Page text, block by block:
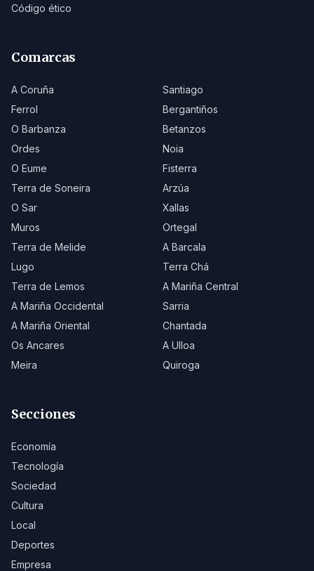
Código ético
Comarcas
A Coruña
Santiago
Ferrol
Bergantiños
O Barbanza
Betanzos
Ordes
Noia
O Eume
Fisterra
Terra de Soneira
Arzúa
O Sar
Xallas
Muros
Ortegal
Terra de Melide
A Barcala
Lugo
Terra Chá
Terra de Lemos
A Mariña Central
A Mariña Occidental
Sarria
A Mariña Oriental
Chantada
Os Ancares
A Ulloa
Meira
Quiroga
Secciones
Economía
Tecnología
Sociedad
Cultura
Local
Deportes
Empresa